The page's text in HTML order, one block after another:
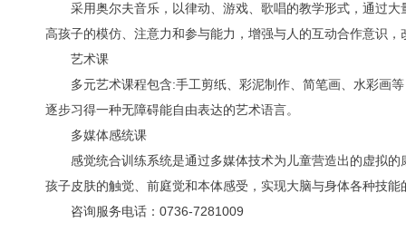
采用奥尔夫音乐，以律动、游戏、歌唱的教学形式，通过
高孩子的模仿、注意力和参与能力，增强与人的互动合作意识
艺术课
多元艺术课程包含:手工剪纸、彩泥制作、简笔画、水彩画
逐步习得一种无障碍能自由表达的艺术语言。
多媒体感统课
感觉统合训练系统是通过多媒体技术为儿童营造出的虚拟
孩子皮肤的触觉、前庭觉和本体感受，实现大脑与身体各种技
咨询服务电话：0736-7281009